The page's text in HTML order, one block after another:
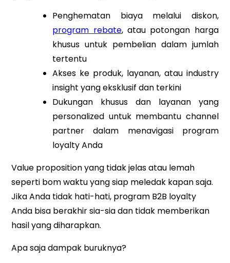
Penghematan biaya melalui diskon,
program rebate, atau potongan harga
khusus untuk pembelian dalam jumlah
tertentu
Akses ke produk, layanan, atau industry
insight yang eksklusif dan terkini
Dukungan khusus dan layanan yang
personalized untuk membantu channel
partner dalam menavigasi program
loyalty Anda
Value proposition yang tidak jelas atau lemah
seperti bom waktu yang siap meledak kapan saja.
Jika Anda tidak hati-hati, program B2B loyalty
Anda bisa berakhir sia-sia dan tidak memberikan
hasil yang diharapkan.
Apa saja dampak buruknya?